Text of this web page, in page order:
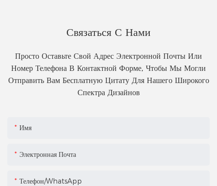
Связаться С Нами
Просто Оставьте Свой Адрес Электронной Почты Или
Номер Телефона В Контактной Форме, Чтобы Мы Могли
Отправить Вам Бесплатную Цитату Для Нашего Широкого
Спектра Дизайнов
Имя
Электронная Почта
Телефон/WhatsApp